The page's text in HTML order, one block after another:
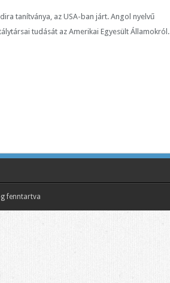
tanítványa, az USA-ban járt. Angol nyelvű
tudását az Amerikai Egyesült Államokról.
fenntartva